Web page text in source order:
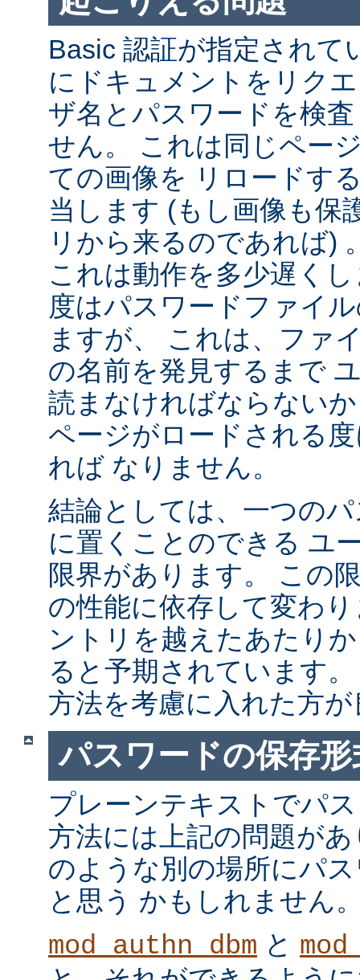
Basic 認証が指定されて
にドキュメントをリク
ザ名とパスワードを検
せん。 これは同じペー
ての画像を リロードす
当します (もし画像も保
リから来るのであれば)
これは動作を多少遅く
度はパスワードファイ
ますが、 これは、ファ
の名前を発見するまで
読まなければならない
ページがロードされる
れば なりません。
結論としては、一つの
に置くことのできる ユ
限界があります。 この
の性能に依存して変わ
ントリを越えたあたり
ると予期されています
方法を考慮に入れた方
パスワードの保存
プレーンテキストでパ
方法には上記の問題が
のような別の場所にパ
と思う かもしれません
mod_authn_dbm と